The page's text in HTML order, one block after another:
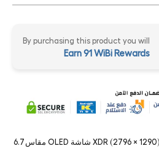
By purchasing this product you will
Earn 91 WiBi Rewards
6.7 بوصة سوبر ريتينا XDR (2796 × 1290) OLED شاشة OLED مقاس 6.7